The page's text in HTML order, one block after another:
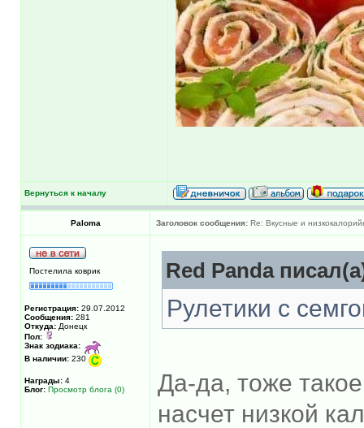
Вернуться к началу
Paloma Заголовок сообщения: Re: Вкусные и
Постелила коврик
Регистрация: 29.07.2012
Сообщения: 281
Откуда: Донецк
Пол:
Знак зодиака:
В наличии: 230
Награды: 4
Блог: Просмотр блога (0)
Red Panda
Рулетики с
Да-да, тоже
насчет низкой